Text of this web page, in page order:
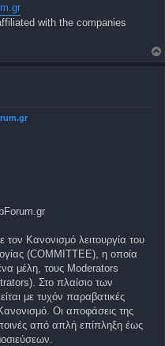
with the companies
Κανονισμό λειτουργία του
(COMMITTEE), η οποία
μέλη, τους Moderators
Στο πλαίσιο των
με τυχόν παραβατικές
Οι αποφάσεις της
από απλή επίπληξη έως